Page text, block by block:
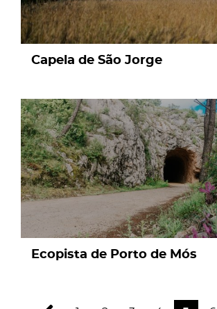
Capela de São Jorge
page
Ecopista de Porto de Mós